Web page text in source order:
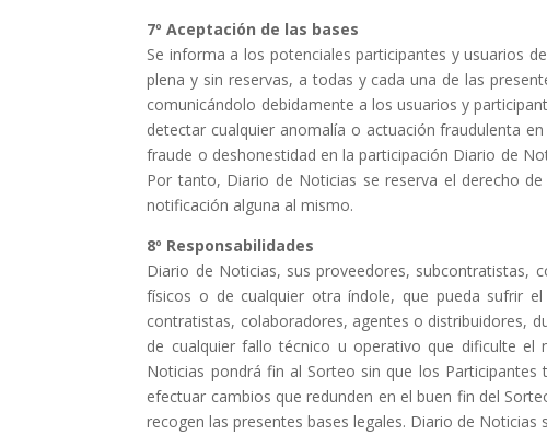
7º Aceptación de las bases
Se informa a los potenciales participantes y usuarios de
plenay sin reservas, a todas y cada una de las
comunicándolo debidamente a los usuarios y
detectar cualquier anomalía o actuación fraudulenta
fraude o deshonestidad en la participación Diario de
Portanto, Diario de Noticias se reserva el derecho
notificación alguna al mismo.
8º Responsabilidades
Diario de Noticias, sus proveedores, subcontratistas,
físicos o de cualquier otra índole, que pueda sufrir
contratistas, colaboradores, agentes o distribuidores,
de cualquier fallotécnico u operativo que dificulte el
Noticias pondrá fin al Sorteo sin que los Participantes
efectuar cambios que redunden en el buen fin del
recogen las presentes bases legales. Diario de Noticias